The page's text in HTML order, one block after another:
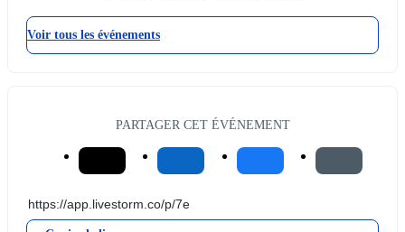
Voir tous les événements
PARTAGER CET ÉVÉNEMENT